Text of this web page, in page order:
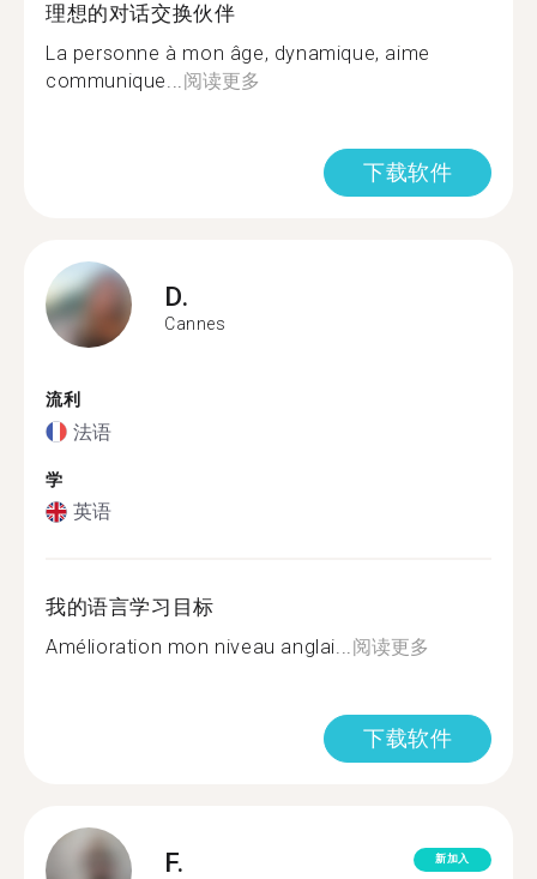
理想的对话交换伙伴
La personne à mon âge, dynamique, aime
communique...阅读更多
下载软件
D.
Cannes
流利
法语
学
英语
我的语言学习目标
Amélioration mon niveau anglai...阅读更多
下载软件
F. 新加入